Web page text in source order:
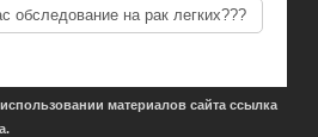
обследование на рак легких???
материалов сайта ссылка